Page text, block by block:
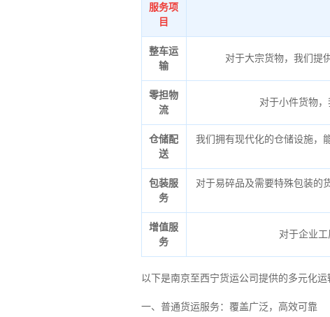
服务项
目
整车运
输
对于大宗货物，我们提
零担物
流
对于小件货物
仓储配
送
我们拥有现代化的仓储设施，
包装服
务
对于易碎品及需要特殊包装的
增值服
务
对于企业
以下是南京至西宁货运公司提供的多元化
一、普通货运服务：覆盖广泛，高效可靠